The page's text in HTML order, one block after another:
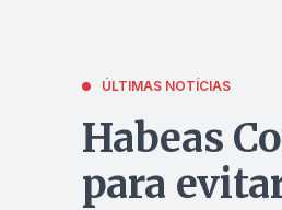
ÚLTIMAS NOTÍCIAS
Habeas
para